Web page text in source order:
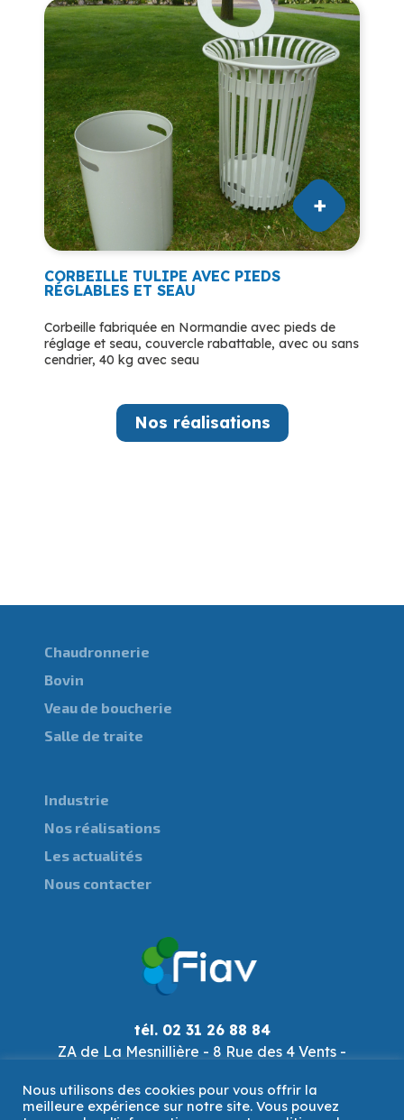
CORBEILLE TULIPE AVEC PIEDS
RÉGLABLES ET SEAU
Corbeille fabriquée en Normandie avec pieds de
réglage et seau, couvercle rabattable, avec ou sans
cendrier, 40 kg avec seau
Nos réalisations
Chaudronnerie
Bovin
Veau de boucherie
Salle de traite
Industrie
Nos réalisations
Les actualités
Nous contacter
tél. 02 31 26 88 84
ZA de La Mesnillière - 8 Rue des 4 Vents -
fiav@fiav.com
Nous utilisons des cookies pour vous offrir la
meilleure expérience sur notre site. Vous pouvez